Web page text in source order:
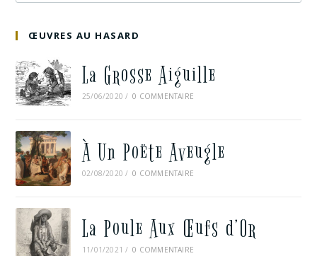
ŒUVRES AU HASARD
La Grosse Aiguille
25/06/2020 / 0 COMMENTAIRE
À Un Poëte Aveugle
02/08/2020 / 0 COMMENTAIRE
La Poule Aux Œufs d’Or
11/01/2021 / 0 COMMENTAIRE